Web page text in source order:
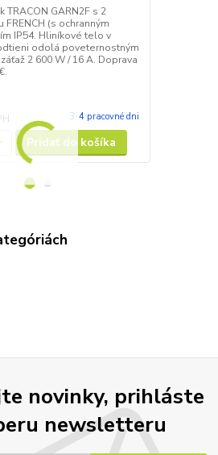
TRACON GARN2F s 2
FRENCH (s ochranným
IP54. Hliníkové telo v
odolá poveternostným
2 600 W / 16 A. Doprava
3-4 pracovné dni
Pridať do košíka
novinky, prihláste
newsletteru